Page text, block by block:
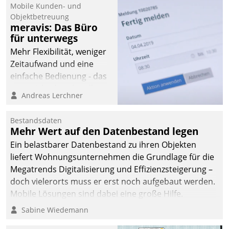
Mobile Kunden- und
Objektbetreuung
meravis: Das Büro
für unterwegs
Mehr Flexibilität, weniger
Zeitaufwand und eine
einfache Bedienung - das
Cockpit für mobile
Datatrain. Die meravis
Wohnungsbau- und
Immobilien GmbH hat
sich dabei für den Betrieb
der Lösung über die SAP
Cloud Platform
entschieden - als erstes
Unternehmen am
Andreas Lerchner
Bestandsdaten
Mehr Wert auf den Datenbestand legen
Ein belastbarer Datenbestand zu ihren Objekten
liefert Wohnungsunternehmen die Grundlage für die
Megatrends Digitalisierung und Effizienzsteigerung –
doch vielerorts muss er erst noch aufgebaut werden.
Mobile Lösungen sind dabei eine große Hilfe.
Sabine Wiedemann